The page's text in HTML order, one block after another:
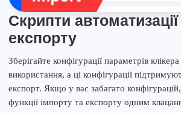
Скрипти
експорту
Зберігайте конфігурації параметрів
використання, а ці конфігурації
експорт. Якщо у вас забагато
функції імпорту та експорту одним